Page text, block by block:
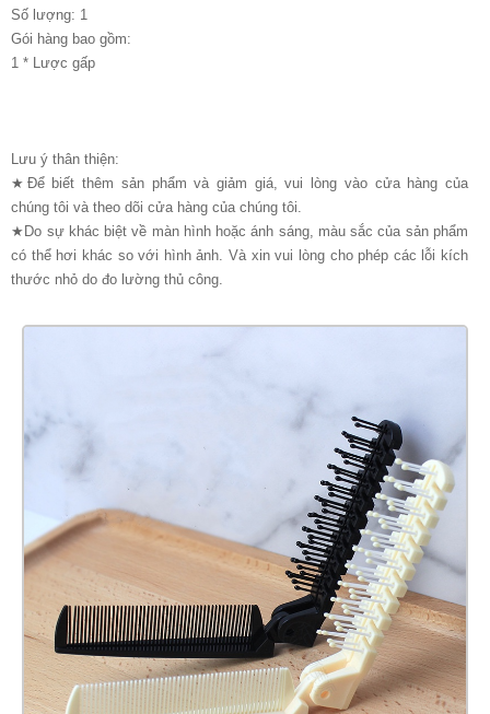
Số lượng: 1
Gói hàng bao gồm:
1 * Lược gấp
Lưu ý thân thiện:
★Để biết thêm sản phẩm và giảm giá, vui lòng vào cửa hàng của
chúng tôi và theo dõi cửa hàng của chúng tôi.
★Do sự khác biệt về màn hình hoặc ánh sáng, màu sắc của sản phẩm
có thể hơi khác so với hình ảnh. Và xin vui lòng cho phép các lỗi kích
thước nhỏ do đo lường thủ công.